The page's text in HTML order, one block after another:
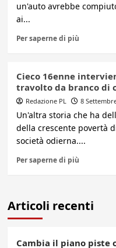
un'auto avrebbe
ai...
Per saperne di più
Cieco 16enne
travolto da branco di
Redazione PL 8
Un'altra storia che ha
della crescente povertà
società odierna....
Per saperne di più
Articoli recenti
Cambia il piano piste